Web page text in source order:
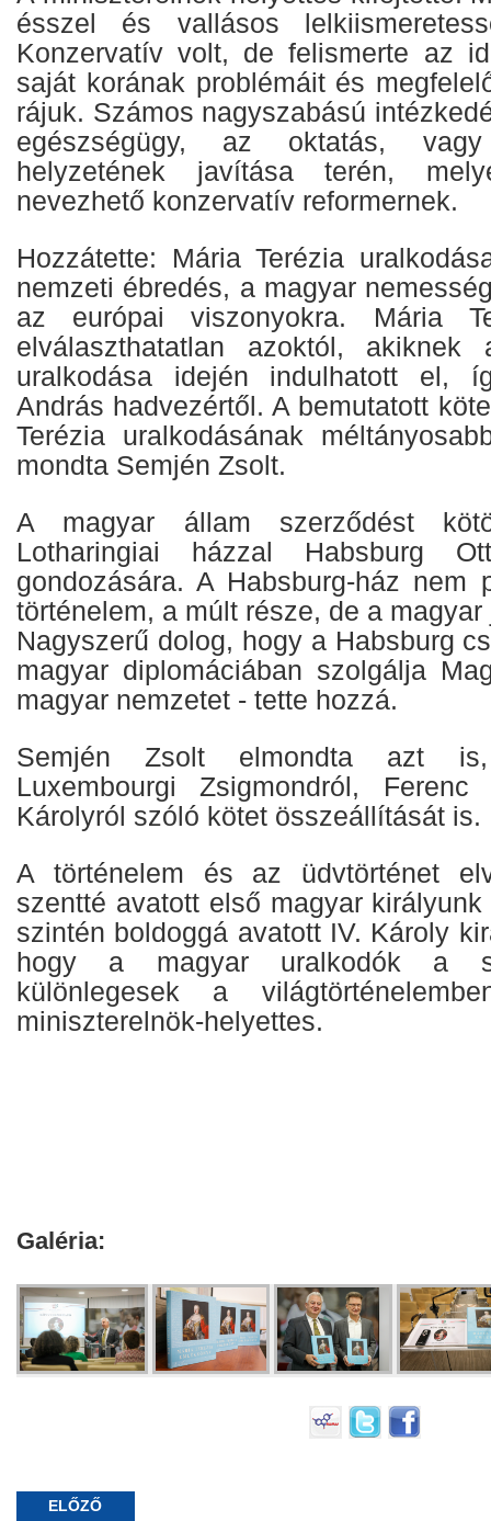
ésszel és vallásos
Konzervatív volt, de felismerte az
saját korának problémáit és
rájuk. Számos nagyszabású
egészségügy, az oktatás,
helyzetének javítása terén,
nevezhető konzervatív reformernek.
Hozzátette: Mária Terézia
nemzeti ébredés, a magyar
az európai viszonyokra. Mária
elválaszthatatlan azoktól,
uralkodása idején indulhatott el,
András hadvezértől. A bemutatott
Terézia uralkodásának
mondta Semjén Zsolt.
A magyar állam szerződést
Lotharingiai házzal Habsburg
gondozására. A Habsburg-ház nem
történelem, a múlt része, de a
Nagyszerű dolog, hogy a Habsburg
magyar diplomáciában szolgálja
magyar nemzetet - tette hozzá.
Semjén Zsolt elmondta azt
Luxembourgi Zsigmondról,
Károlyról szóló kötet összeállítását is.
A történelem és az üdvtörténet
szentté avatott első magyar
szintén boldoggá avatott IV. Károly
hogy a magyar uralkodók a
különlegesek a
miniszterelnök-helyettes.
Galéria:
ELŐZŐ